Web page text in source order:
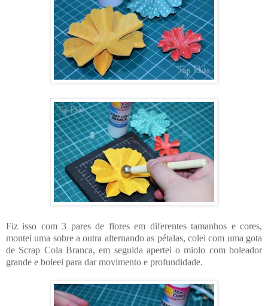
Fiz isso com 3 pares de flores em diferentes tamanhos e cores,
montei uma sobre a outra alternando as pétalas, colei com uma gota
de Scrap Cola Branca, em seguida apertei o miolo com boleador
grande e boleei para dar movimento e profundidade.